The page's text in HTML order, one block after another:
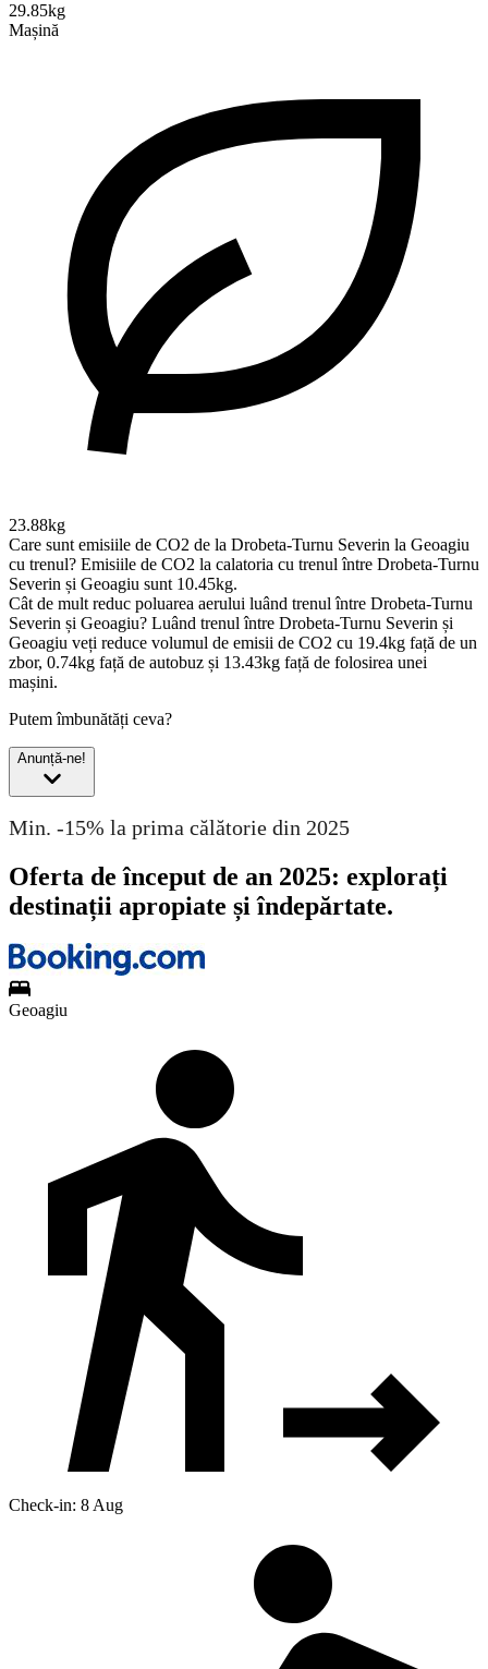
29.85kg
Mașină
23.88kg
Care sunt emisiile de CO2 de la Drobeta-Turnu Severin la Geoagiu
cu trenul? Emisiile de CO2 la calatoria cu trenul între Drobeta-Turnu
Severin și Geoagiu sunt 10.45kg.
Cât de mult reduc poluarea aerului luând trenul între Drobeta-Turnu
Severin și Geoagiu? Luând trenul între Drobeta-Turnu Severin și
Geoagiu veți reduce volumul de emisii de CO2 cu 19.4kg față de un
zbor, 0.74kg față de autobuz și 13.43kg față de folosirea unei
mașini.
Putem îmbunătăți ceva?
Anunță-ne!
Min. -15% la prima călătorie din 2025
Oferta de început de an 2025: explorați
destinații apropiate și îndepărtate.
Geoagiu
Check-in: 8 Aug